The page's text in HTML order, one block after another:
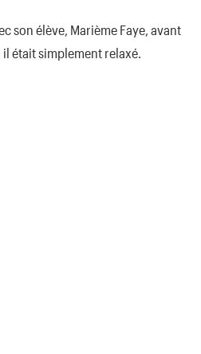
son élève, Marième Faye, avant
il était simplement relaxé.